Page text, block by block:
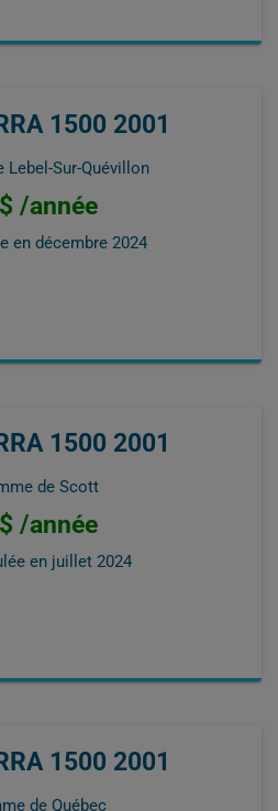
1500 2001
Lebel-Sur-Quévillon
/année
en décembre 2024
1500 2001
de Scott
/année
en juillet 2024
1500 2001
de Québec